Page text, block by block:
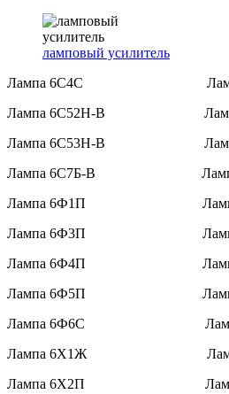
ламповый усилитель
Лампа 6С4С Лампа
Лампа 6С52Н-В Лампа
Лампа 6С53Н-В Лампа
Лампа 6С7Б-В Лампа
Лампа 6Ф1П Лампа
Лампа 6Ф3П Лампа
Лампа 6Ф4П Лампа
Лампа 6Ф5П Лампа
Лампа 6Ф6С Лампа
Лампа 6Х1Ж Лампа
Лампа 6Х2П Лампа